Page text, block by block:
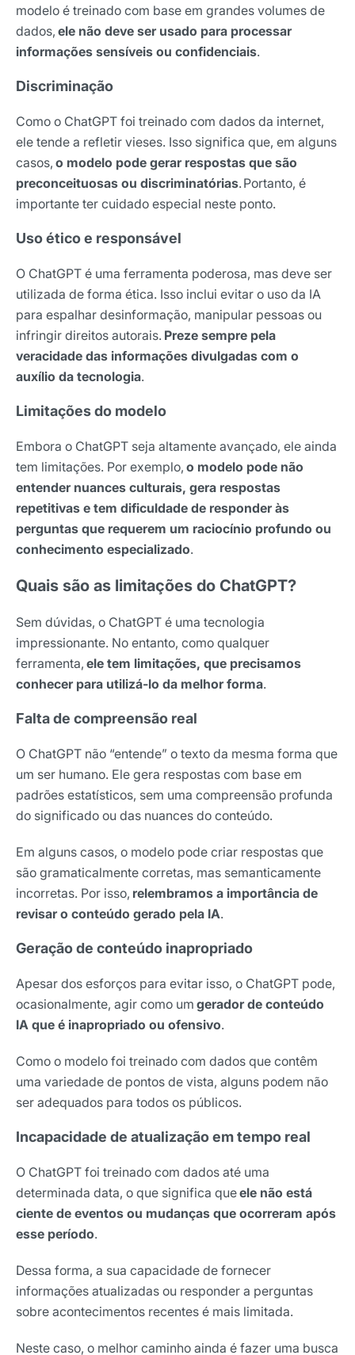
modelo é treinado com base em grandes volumes de
dados, ele não deve ser usado para processar
informações sensíveis ou confidenciais.
Discriminação
Como o ChatGPT foi treinado com dados da internet,
ele tende a refletir vieses. Isso significa que, em alguns
casos, o modelo pode gerar respostas que são
preconceituosas ou discriminatórias. Portanto, é
importante ter cuidado especial neste ponto.
Uso ético e responsável
O ChatGPT é uma ferramenta poderosa, mas deve ser
utilizada de forma ética. Isso inclui evitar o uso da IA
para espalhar desinformação, manipular pessoas ou
infringir direitos autorais. Preze sempre pela
veracidade das informações divulgadas com o
auxílio da tecnologia.
Limitações do modelo
Embora o ChatGPT seja altamente avançado, ele ainda
tem limitações. Por exemplo, o modelo pode não
entender nuances culturais, gera respostas
repetitivas e tem dificuldade de responder às
perguntas que requerem um raciocínio profundo ou
conhecimento especializado.
Quais são as limitações do ChatGPT?
Sem dúvidas, o ChatGPT é uma tecnologia
impressionante. No entanto, como qualquer
ferramenta, ele tem limitações, que precisamos
conhecer para utilizá-lo da melhor forma.
Falta de compreensão real
O ChatGPT não “entende” o texto da mesma forma que
um ser humano. Ele gera respostas com base em
padrões estatísticos, sem uma compreensão profunda
do significado ou das nuances do conteúdo.
Em alguns casos, o modelo pode criar respostas que
são gramaticalmente corretas, mas semanticamente
incorretas. Por isso, relembramos a importância de
revisar o conteúdo gerado pela IA.
Geração de conteúdo inapropriado
Apesar dos esforços para evitar isso, o ChatGPT pode,
ocasionalmente, agir como um gerador de conteúdo
IA que é inapropriado ou ofensivo.
Como o modelo foi treinado com dados que contêm
uma variedade de pontos de vista, alguns podem não
ser adequados para todos os públicos.
Incapacidade de atualização em tempo real
O ChatGPT foi treinado com dados até uma
determinada data, o que significa queele não está
ciente de eventos ou mudanças que ocorreram após
esse período.
Dessa forma, a sua capacidade de fornecer
informações atualizadas ou responder a perguntas
sobre acontecimentos recentes é mais limitada.
Neste caso, o melhor caminho ainda é fazer uma busca